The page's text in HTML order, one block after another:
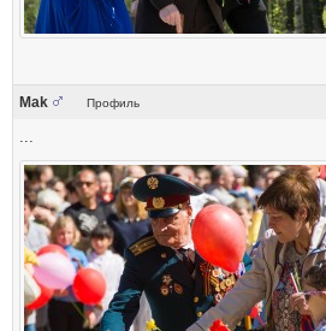
Mak Профиль
...